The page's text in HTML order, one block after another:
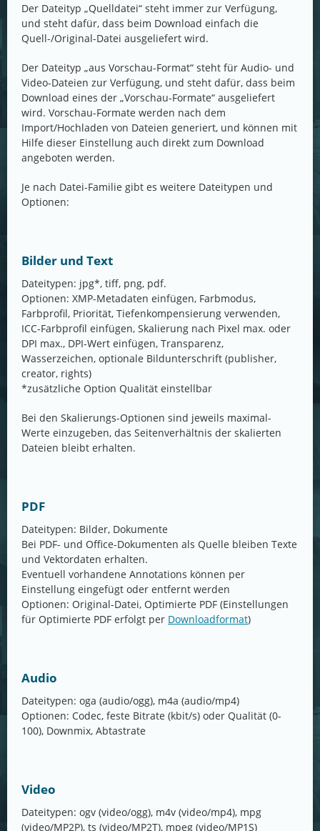
Der Dateityp „Quelldatei“ steht immer zur Verfügung,
und steht dafür, dass beim Download einfach die
Quell-/Original-Datei ausgeliefert wird.
Der Dateityp „aus Vorschau-Format“ steht für Audio- und
Video-Dateien zur Verfügung, und steht dafür, dass beim
Download eines der „Vorschau-Formate“ ausgeliefert
wird. Vorschau-Formate werden nach dem
Import/Hochladen von Dateien generiert, und können mit
Hilfe dieser Einstellung auch direkt zum Download
angeboten werden.
Je nach Datei-Familie gibt es weitere Dateitypen und
Optionen:
Bilder und Text
Dateitypen: jpg*, tiff, png, pdf.
Optionen: XMP-Metadaten einfügen, Farbmodus,
Farbprofil, Priorität, Tiefenkompensierung verwenden,
ICC-Farbprofil einfügen, Skalierung nach Pixel max. oder
DPI max., DPI-Wert einfügen, Transparenz,
Wasserzeichen, optionale Bildunterschrift (publisher,
creator, rights)
*zusätzliche Option Qualität einstellbar
Bei den Skalierungs-Optionen sind jeweils maximal-
Werte einzugeben, das Seitenverhältnis der skalierten
Dateien bleibt erhalten.
PDF
Dateitypen: Bilder, Dokumente
Bei PDF- und Office-Dokumenten als Quelle bleiben Texte
und Vektordaten erhalten.
Eventuell vorhandene Annotations können per
Einstellung eingefügt oder entfernt werden
Optionen: Original-Datei, Optimierte PDF (Einstellungen
für Optimierte PDF erfolgt per Downloadformat)
Audio
Dateitypen: oga (audio/ogg), m4a (audio/mp4)
Optionen: Codec, feste Bitrate (kbit/s) oder Qualität (0-
100), Downmix, Abtastrate
Video
Dateitypen: ogv (video/ogg), m4v (video/mp4), mpg
(video/MP2P), ts (video/MP2T), mpeg (video/MP1S)